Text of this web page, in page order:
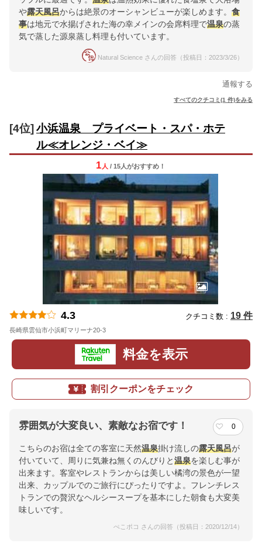
や露天風呂からは絶景のオーシャンビューが楽しめます。 食
事は地元で水揚げされた海の幸メインの会席料理で温泉の蒸
気で蒸した源泉蒸し料理も付いています。
Natural Science さんの回答（投稿日：2023/3/26）
通報する
すべてのクチコミ(1 件)をみる
[4位] 小浜温泉 プライベート・スパ・ホテ
ル≪オレンジ・ベイ≫
1 人 / 15人がおすすめ！
4.3 クチコミ数 : 19 件
長崎県雲仙市小浜町マリーナ20-3
料金を表示
割引クーポンをチェック
雰囲気が大変良い、素敵なお宿です！ 0
こちらのお宿は全ての客室に天然温泉掛け流しの露天風呂が
付いていて、周りに気兼ね無くのんびりと温泉を楽しむ事が
出来ます。客室やレストランからは美しい橘湾の景色が一望
出来、カップルでのご旅行にぴったりですよ。フレンチレス
トランでの贅沢なヘルシースープを基本にした朝食も大変美
味しいです。
ぺこポコ さんの回答（投稿日：2020/12/14）